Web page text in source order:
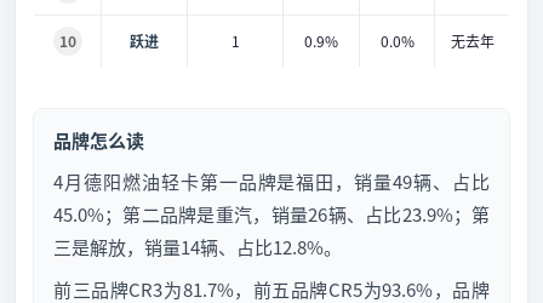
10 跃进 1 0.9% 0.0% 无去年
品牌怎么读
4月德阳燃油轻卡第一品牌是福田，销量49辆、占比
45.0%；第二品牌是重汽，销量26辆、占比23.9%；第
三是解放，销量14辆、占比12.8%。
前三品牌CR3为81.7%，前五品牌CR5为93.6%，品牌